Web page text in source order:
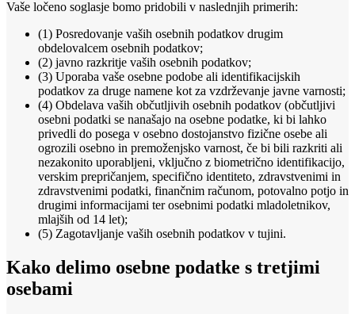
Vaše ločeno soglasje bomo pridobili v naslednjih primerih:
(1) Posredovanje vaših osebnih podatkov drugim
obdelovalcem osebnih podatkov;
(2) javno razkritje vaših osebnih podatkov;
(3) Uporaba vaše osebne podobe ali identifikacijskih
podatkov za druge namene kot za vzdrževanje javne varnosti;
(4) Obdelava vaših občutljivih osebnih podatkov (občutljivi
osebni podatki se nanašajo na osebne podatke, ki bi lahko
privedli do posega v osebno dostojanstvo fizične osebe ali
ogrozili osebno in premoženjsko varnost, če bi bili razkriti ali
nezakonito uporabljeni, vključno z biometrično identifikacijo,
verskim prepričanjem, specifično identiteto, zdravstvenimi in
zdravstvenimi podatki, finančnim računom, potovalno potjo in
drugimi informacijami ter osebnimi podatki mladoletnikov,
mlajših od 14 let);
(5) Zagotavljanje vaših osebnih podatkov v tujini.
Kako delimo osebne podatke s tretjimi
osebami